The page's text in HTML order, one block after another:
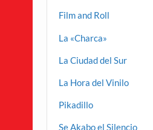
Film and Roll
La «Charca»
La Ciudad del Sur
La Hora del Vinilo
Pikadillo
Se Akabo el Silencio